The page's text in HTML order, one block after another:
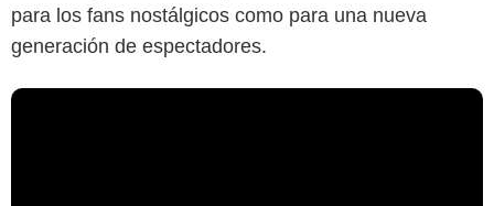
para los fans nostálgicos como para una nueva
generación de espectadores.